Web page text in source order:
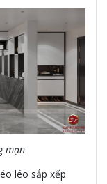
mạn
léo sắp xếp